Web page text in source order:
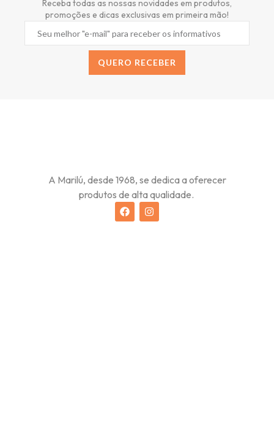
Receba todas as nossas novidades em produtos,
promoções e dicas exclusivas em primeira mão!
QUERO RECEBER
A Marilú, desde 1968, se dedica a oferecer
produtos de alta qualidade.